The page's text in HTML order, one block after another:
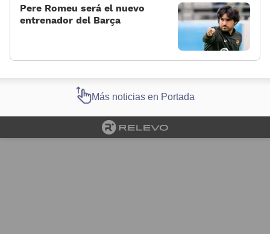
Pere Romeu será el nuevo
entrenador del Barça
Más noticias en Portada